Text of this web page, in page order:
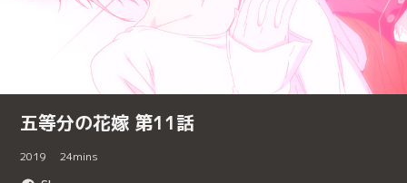
五等分の花嫁 第11話
2019 24mins